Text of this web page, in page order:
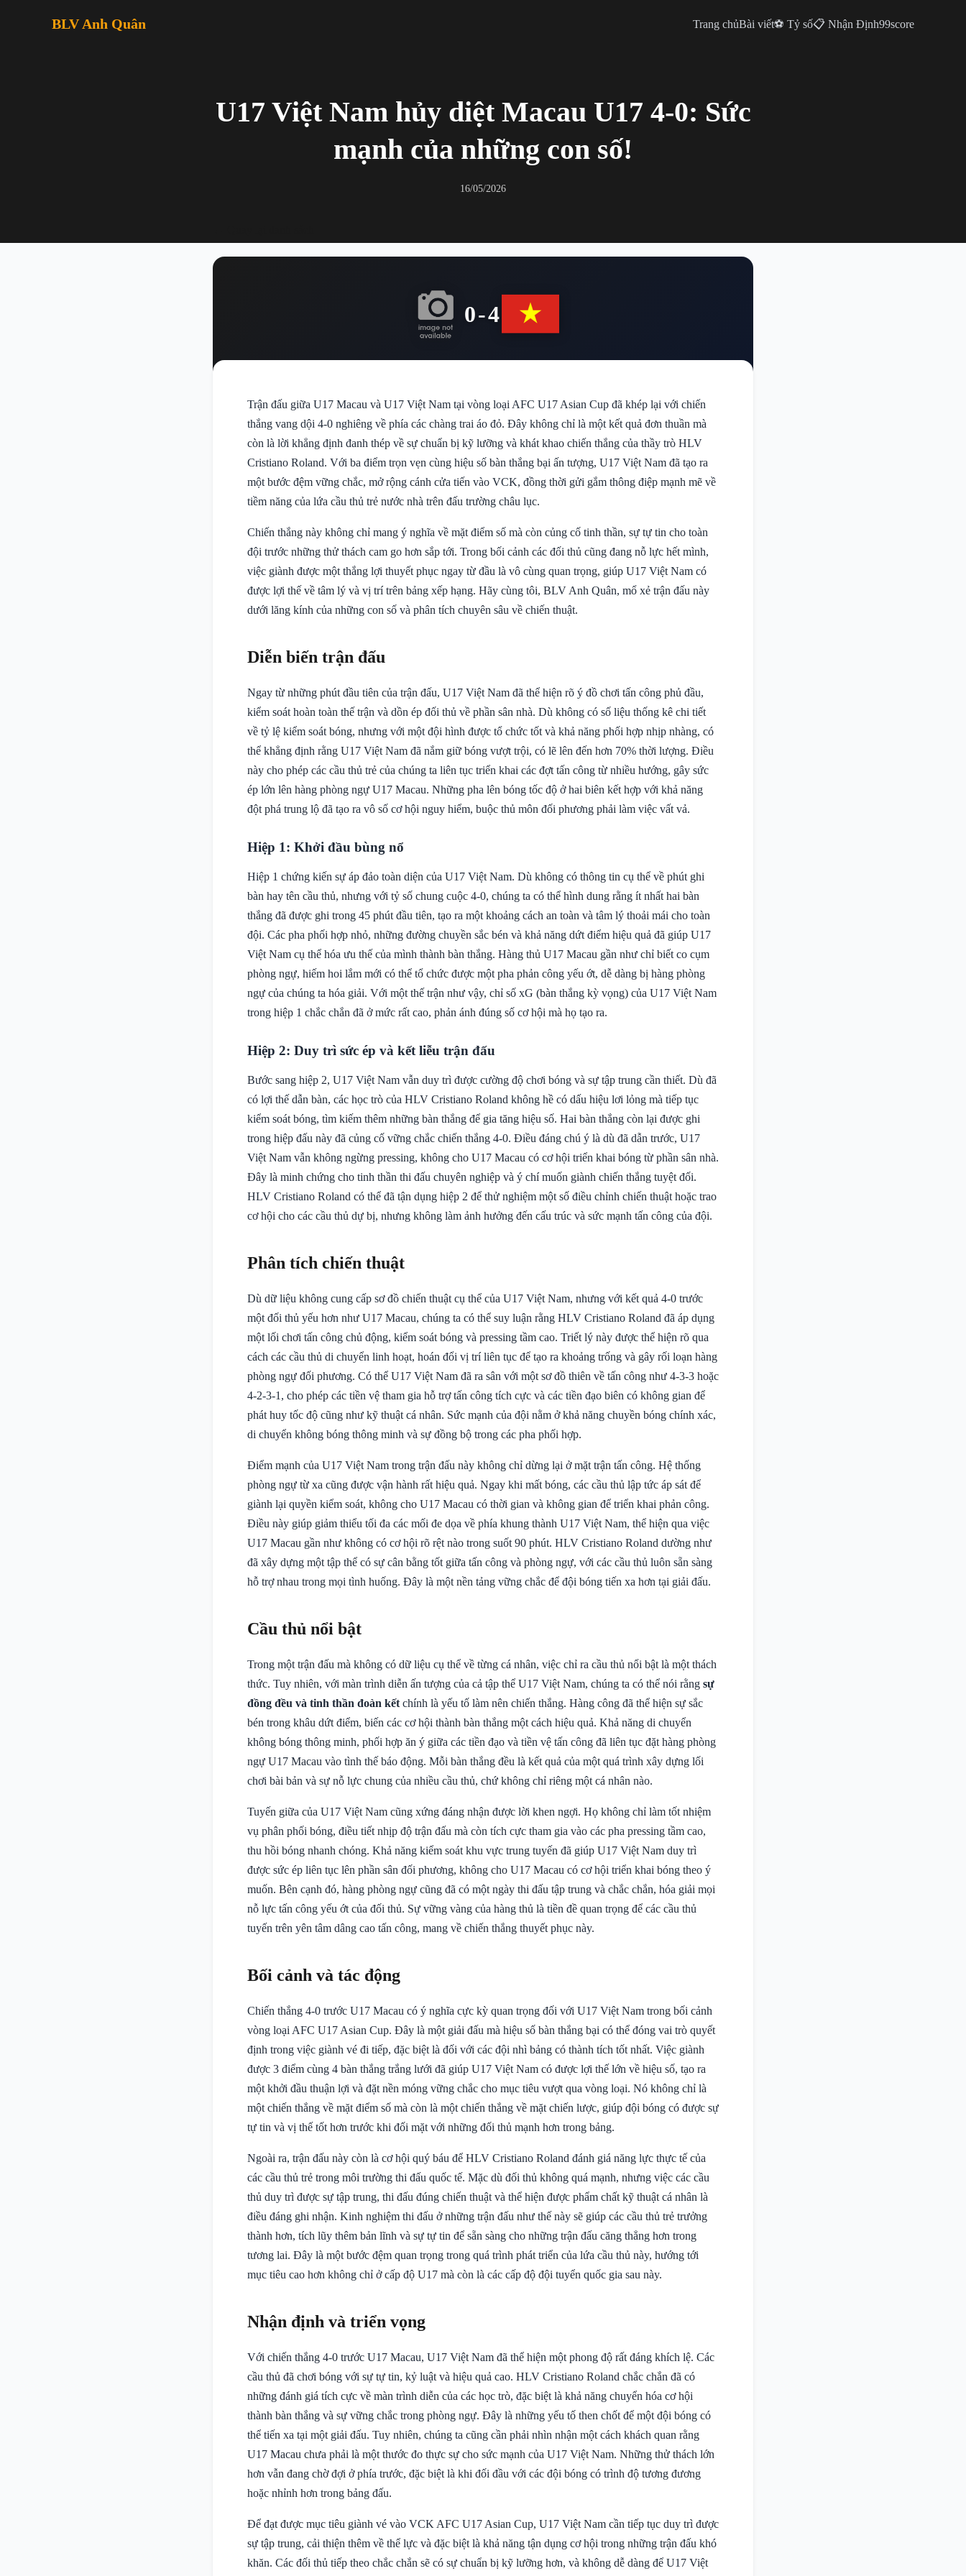
BLV Anh Quân Trang chủBài viết⚽ Tỷ số📋 Nhận Định99score
U17 Việt Nam hủy diệt Macau U17 4-0: Sức
mạnh của những con số!
16/05/2026
0-4
Trận đấu giữa U17 Macau và U17 Việt Nam tại vòng loại AFC U17 Asian Cup đã khép lại với chiến
thắng vang dội 4-0 nghiêng về phía các chàng trai áo đỏ. Đây không chỉ là một kết quả đơn thuần mà
còn là lời khẳng định đanh thép về sự chuẩn bị kỹ lưỡng và khát khao chiến thắng của thầy trò HLV
Cristiano Roland. Với ba điểm trọn vẹn cùng hiệu số bàn thắng bại ấn tượng, U17 Việt Nam đã tạo ra
một bước đệm vững chắc, mở rộng cánh cửa tiến vào VCK, đồng thời gửi gắm thông điệp mạnh mẽ về
tiềm năng của lứa cầu thủ trẻ nước nhà trên đấu trường châu lục.
Chiến thắng này không chỉ mang ý nghĩa về mặt điểm số mà còn củng cố tinh thần, sự tự tin cho toàn
đội trước những thử thách cam go hơn sắp tới. Trong bối cảnh các đối thủ cũng đang nỗ lực hết mình,
việc giành được một thắng lợi thuyết phục ngay từ đầu là vô cùng quan trọng, giúp U17 Việt Nam có
được lợi thế về tâm lý và vị trí trên bảng xếp hạng. Hãy cùng tôi, BLV Anh Quân, mổ xẻ trận đấu này
dưới lăng kính của những con số và phân tích chuyên sâu về chiến thuật.
Diễn biến trận đấu
Ngay từ những phút đầu tiên của trận đấu, U17 Việt Nam đã thể hiện rõ ý đồ chơi tấn công phủ đầu,
kiểm soát hoàn toàn thế trận và dồn ép đối thủ về phần sân nhà. Dù không có số liệu thống kê chi tiết
về tỷ lệ kiểm soát bóng, nhưng với một đội hình được tổ chức tốt và khả năng phối hợp nhịp nhàng, có
thể khẳng định rằng U17 Việt Nam đã nắm giữ bóng vượt trội, có lẽ lên đến hơn 70% thời lượng. Điều
này cho phép các cầu thủ trẻ của chúng ta liên tục triển khai các đợt tấn công từ nhiều hướng, gây sức
ép lớn lên hàng phòng ngự U17 Macau. Những pha lên bóng tốc độ ở hai biên kết hợp với khả năng
đột phá trung lộ đã tạo ra vô số cơ hội nguy hiểm, buộc thủ môn đối phương phải làm việc vất vả.
Hiệp 1: Khởi đầu bùng nổ
Hiệp 1 chứng kiến sự áp đảo toàn diện của U17 Việt Nam. Dù không có thông tin cụ thể về phút ghi
bàn hay tên cầu thủ, nhưng với tỷ số chung cuộc 4-0, chúng ta có thể hình dung rằng ít nhất hai bàn
thắng đã được ghi trong 45 phút đầu tiên, tạo ra một khoảng cách an toàn và tâm lý thoải mái cho toàn
đội. Các pha phối hợp nhỏ, những đường chuyền sắc bén và khả năng dứt điểm hiệu quả đã giúp U17
Việt Nam cụ thể hóa ưu thế của mình thành bàn thắng. Hàng thủ U17 Macau gần như chỉ biết co cụm
phòng ngự, hiếm hoi lắm mới có thể tổ chức được một pha phản công yếu ớt, dễ dàng bị hàng phòng
ngự của chúng ta hóa giải. Với một thế trận như vậy, chỉ số xG (bàn thắng kỳ vọng) của U17 Việt Nam
trong hiệp 1 chắc chắn đã ở mức rất cao, phản ánh đúng số cơ hội mà họ tạo ra.
Hiệp 2: Duy trì sức ép và kết liễu trận đấu
Bước sang hiệp 2, U17 Việt Nam vẫn duy trì được cường độ chơi bóng và sự tập trung cần thiết. Dù đã
có lợi thế dẫn bàn, các học trò của HLV Cristiano Roland không hề có dấu hiệu lơi lỏng mà tiếp tục
kiểm soát bóng, tìm kiếm thêm những bàn thắng để gia tăng hiệu số. Hai bàn thắng còn lại được ghi
trong hiệp đấu này đã củng cố vững chắc chiến thắng 4-0. Điều đáng chú ý là dù đã dẫn trước, U17
Việt Nam vẫn không ngừng pressing, không cho U17 Macau có cơ hội triển khai bóng từ phần sân nhà.
Đây là minh chứng cho tinh thần thi đấu chuyên nghiệp và ý chí muốn giành chiến thắng tuyệt đối.
HLV Cristiano Roland có thể đã tận dụng hiệp 2 để thử nghiệm một số điều chỉnh chiến thuật hoặc trao
cơ hội cho các cầu thủ dự bị, nhưng không làm ảnh hưởng đến cấu trúc và sức mạnh tấn công của đội.
Phân tích chiến thuật
Dù dữ liệu không cung cấp sơ đồ chiến thuật cụ thể của U17 Việt Nam, nhưng với kết quả 4-0 trước
một đối thủ yếu hơn như U17 Macau, chúng ta có thể suy luận rằng HLV Cristiano Roland đã áp dụng
một lối chơi tấn công chủ động, kiểm soát bóng và pressing tầm cao. Triết lý này được thể hiện rõ qua
cách các cầu thủ di chuyển linh hoạt, hoán đổi vị trí liên tục để tạo ra khoảng trống và gây rối loạn hàng
phòng ngự đối phương. Có thể U17 Việt Nam đã ra sân với một sơ đồ thiên về tấn công như 4-3-3 hoặc
4-2-3-1, cho phép các tiền vệ tham gia hỗ trợ tấn công tích cực và các tiền đạo biên có không gian để
phát huy tốc độ cũng như kỹ thuật cá nhân. Sức mạnh của đội nằm ở khả năng chuyền bóng chính xác,
di chuyển không bóng thông minh và sự đồng bộ trong các pha phối hợp.
Điểm mạnh của U17 Việt Nam trong trận đấu này không chỉ dừng lại ở mặt trận tấn công. Hệ thống
phòng ngự từ xa cũng được vận hành rất hiệu quả. Ngay khi mất bóng, các cầu thủ lập tức áp sát để
giành lại quyền kiểm soát, không cho U17 Macau có thời gian và không gian để triển khai phản công.
Điều này giúp giảm thiểu tối đa các mối đe dọa về phía khung thành U17 Việt Nam, thể hiện qua việc
U17 Macau gần như không có cơ hội rõ rệt nào trong suốt 90 phút. HLV Cristiano Roland dường như
đã xây dựng một tập thể có sự cân bằng tốt giữa tấn công và phòng ngự, với các cầu thủ luôn sẵn sàng
hỗ trợ nhau trong mọi tình huống. Đây là một nền tảng vững chắc để đội bóng tiến xa hơn tại giải đấu.
Cầu thủ nổi bật
Trong một trận đấu mà không có dữ liệu cụ thể về từng cá nhân, việc chỉ ra cầu thủ nổi bật là một thách
thức. Tuy nhiên, với màn trình diễn ấn tượng của cả tập thể U17 Việt Nam, chúng ta có thể nói rằng sự
đồng đều và tinh thần đoàn kết chính là yếu tố làm nên chiến thắng. Hàng công đã thể hiện sự sắc
bén trong khâu dứt điểm, biến các cơ hội thành bàn thắng một cách hiệu quả. Khả năng di chuyển
không bóng thông minh, phối hợp ăn ý giữa các tiền đạo và tiền vệ tấn công đã liên tục đặt hàng phòng
ngự U17 Macau vào tình thế báo động. Mỗi bàn thắng đều là kết quả của một quá trình xây dựng lối
chơi bài bản và sự nỗ lực chung của nhiều cầu thủ, chứ không chỉ riêng một cá nhân nào.
Tuyến giữa của U17 Việt Nam cũng xứng đáng nhận được lời khen ngợi. Họ không chỉ làm tốt nhiệm
vụ phân phối bóng, điều tiết nhịp độ trận đấu mà còn tích cực tham gia vào các pha pressing tầm cao,
thu hồi bóng nhanh chóng. Khả năng kiểm soát khu vực trung tuyến đã giúp U17 Việt Nam duy trì
được sức ép liên tục lên phần sân đối phương, không cho U17 Macau có cơ hội triển khai bóng theo ý
muốn. Bên cạnh đó, hàng phòng ngự cũng đã có một ngày thi đấu tập trung và chắc chắn, hóa giải mọi
nỗ lực tấn công yếu ớt của đối thủ. Sự vững vàng của hàng thủ là tiền đề quan trọng để các cầu thủ
tuyến trên yên tâm dâng cao tấn công, mang về chiến thắng thuyết phục này.
Bối cảnh và tác động
Chiến thắng 4-0 trước U17 Macau có ý nghĩa cực kỳ quan trọng đối với U17 Việt Nam trong bối cảnh
vòng loại AFC U17 Asian Cup. Đây là một giải đấu mà hiệu số bàn thắng bại có thể đóng vai trò quyết
định trong việc giành vé đi tiếp, đặc biệt là đối với các đội nhì bảng có thành tích tốt nhất. Việc giành
được 3 điểm cùng 4 bàn thắng trắng lưới đã giúp U17 Việt Nam có được lợi thế lớn về hiệu số, tạo ra
một khởi đầu thuận lợi và đặt nền móng vững chắc cho mục tiêu vượt qua vòng loại. Nó không chỉ là
một chiến thắng về mặt điểm số mà còn là một chiến thắng về mặt chiến lược, giúp đội bóng có được sự
tự tin và vị thế tốt hơn trước khi đối mặt với những đối thủ mạnh hơn trong bảng.
Ngoài ra, trận đấu này còn là cơ hội quý báu để HLV Cristiano Roland đánh giá năng lực thực tế của
các cầu thủ trẻ trong môi trường thi đấu quốc tế. Mặc dù đối thủ không quá mạnh, nhưng việc các cầu
thủ duy trì được sự tập trung, thi đấu đúng chiến thuật và thể hiện được phẩm chất kỹ thuật cá nhân là
điều đáng ghi nhận. Kinh nghiệm thi đấu ở những trận đấu như thế này sẽ giúp các cầu thủ trẻ trưởng
thành hơn, tích lũy thêm bản lĩnh và sự tự tin để sẵn sàng cho những trận đấu căng thẳng hơn trong
tương lai. Đây là một bước đệm quan trọng trong quá trình phát triển của lứa cầu thủ này, hướng tới
mục tiêu cao hơn không chỉ ở cấp độ U17 mà còn là các cấp độ đội tuyển quốc gia sau này.
Nhận định và triển vọng
Với chiến thắng 4-0 trước U17 Macau, U17 Việt Nam đã thể hiện một phong độ rất đáng khích lệ. Các
cầu thủ đã chơi bóng với sự tự tin, kỷ luật và hiệu quả cao. HLV Cristiano Roland chắc chắn đã có
những đánh giá tích cực về màn trình diễn của các học trò, đặc biệt là khả năng chuyển hóa cơ hội
thành bàn thắng và sự vững chắc trong phòng ngự. Đây là những yếu tố then chốt để một đội bóng có
thể tiến xa tại một giải đấu. Tuy nhiên, chúng ta cũng cần phải nhìn nhận một cách khách quan rằng
U17 Macau chưa phải là một thước đo thực sự cho sức mạnh của U17 Việt Nam. Những thử thách lớn
hơn vẫn đang chờ đợi ở phía trước, đặc biệt là khi đối đầu với các đội bóng có trình độ tương đương
hoặc nhỉnh hơn trong bảng đấu.
Để đạt được mục tiêu giành vé vào VCK AFC U17 Asian Cup, U17 Việt Nam cần tiếp tục duy trì được
sự tập trung, cải thiện thêm về thể lực và đặc biệt là khả năng tận dụng cơ hội trong những trận đấu khó
khăn. Các đối thủ tiếp theo chắc chắn sẽ có sự chuẩn bị kỹ lưỡng hơn, và không dễ dàng để U17 Việt